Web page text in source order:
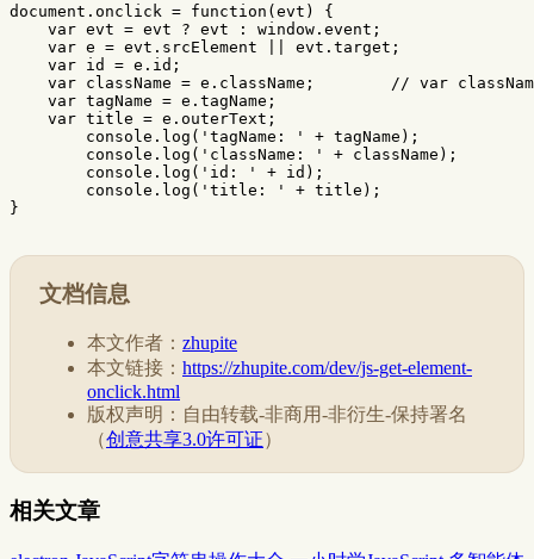
document . onclick = function ( evt )
{
var evt = evt ? evt : window . event ;
var e = evt . srcElement evt . target ;
var id = e . id ;
var className = e . className ;
// var
var tagName = e . tagName ;
var title = e . outerText ;
console . log ( ' tagName: ' + tagName );
console . log ( ' className: ' + className );
console . log ( ' id: ' + id );
console . log ( ' title: ' + title );
}
文档信息
本文作者： zhupite
本文链接： https://zhupite.com/dev/js-get-element-
onclick.html
版权声明：自由转载-非商用-非衍生-保持署名
（创意共享3.0许可证）
相关文章